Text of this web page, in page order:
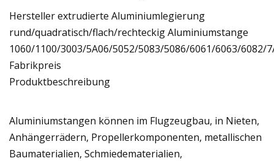
Hersteller extrudierte Aluminiumlegierung
rund/quadratisch/flach/rechteckig Aluminiumstange
1060/1100/3003/5A06/5052/5083/5086/6061/6063/6082/
Fabrikpreis
Produktbeschreibung
Aluminiumstangen können im Flugzeugbau, in Nieten,
Anhängerrädern, Propellerkomponenten, metallischen
Baumaterialien, Schmiedematerialien,